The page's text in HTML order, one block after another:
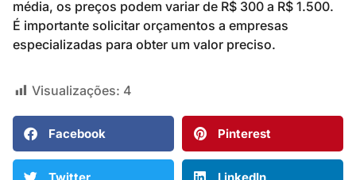
média, os preços podem variar de R$ 300 a R$ 1.500.
É importante solicitar orçamentos a empresas
especializadas para obter um valor preciso.
Visualizações: 4
Facebook Pinterest
Twitter LinkedIn